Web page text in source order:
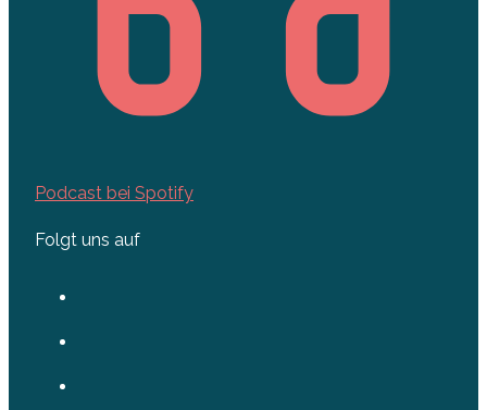
Podcast bei Spotify
Folgt uns auf